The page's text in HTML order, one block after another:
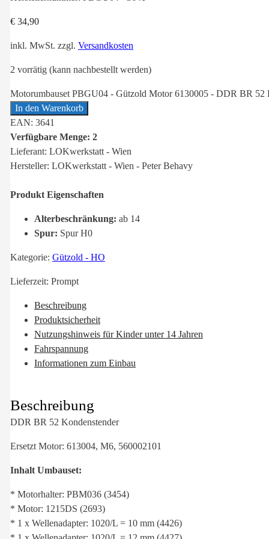
€ 34,90
inkl. MwSt. zzgl. Versandkosten
2 vorrätig (kann nachbestellt werden)
Motorumbauset PBGU04 - Gützold Motor 6130005 - DDR BR 52
In den Warenkorb
EAN: 3641
Verfügbare Menge: 2
Lieferant: LOKwerkstatt - Wien
Hersteller: LOKwerkstatt - Wien - Peter Behavy
Produkt Eigenschaften
Alterbeschränkung: ab 14
Spur: Spur H0
Kategorie: Gützold - HO
Lieferzeit: Prompt
Beschreibung
Produktsicherheit
Nutzungshinweis für Kinder unter 14 Jahren
Fahrspannung
Informationen zum Einbau
Beschreibung
DDR BR 52 Kondenstender
Ersetzt Motor: 613004, M6, 560002101
Inhalt Umbauset:
* Motorhalter: PBM036 (3454)
* Motor: 1215DS (2693)
* 1 x Wellenadapter: 1020/L = 10 mm (4426)